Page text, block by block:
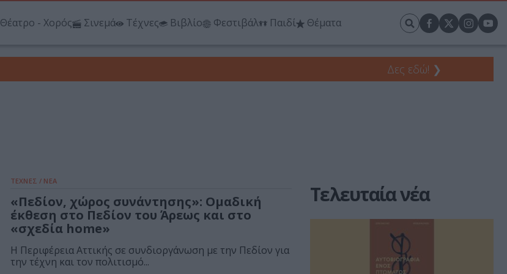
Θέατρο - Χορός Σινεμά Τέχνες Βιβλίο Φεστιβάλ Παιδί Θέματα
Δες εδώ! ❯
ΤΕΧΝΕΣ / ΝΕΑ
«Πεδίον, χώρος συνάντησης»: Ομαδική
έκθεση στο Πεδίον του Άρεως και στο
«σχεδία home»
Η Περιφέρεια Αττικής σε συνδιοργάνωση με την Πεδίον για
την τέχνη και τον πολιτισμό...
Τελευταία νέα